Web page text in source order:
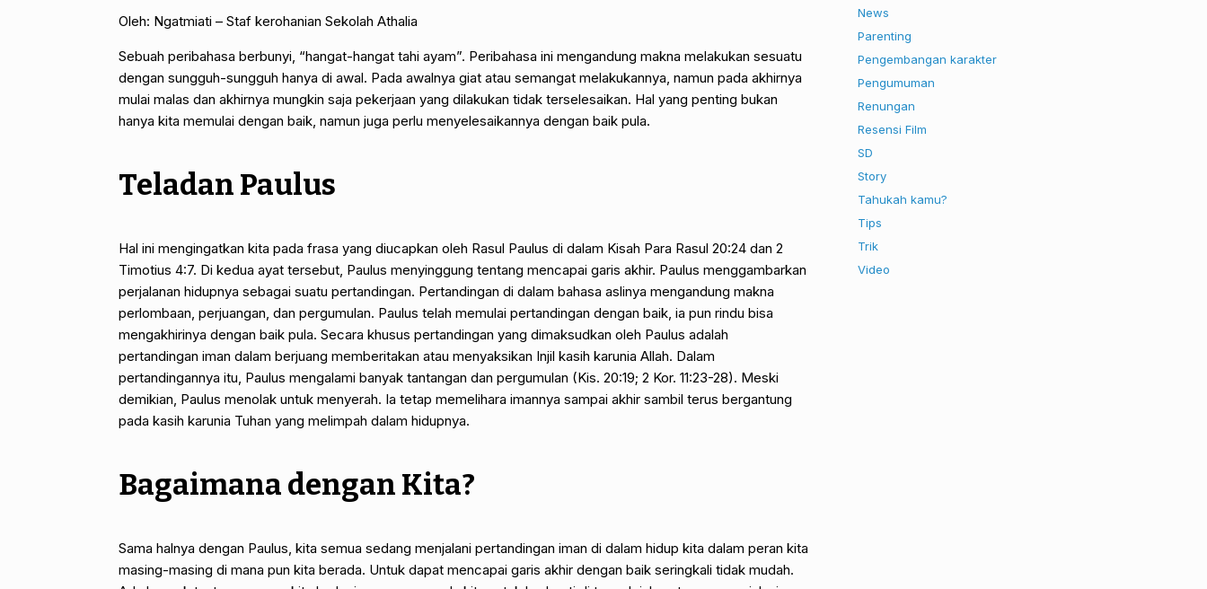
Oleh: Ngatmiati – Staf kerohanian Sekolah Athalia
Sebuah peribahasa berbunyi, “hangat-hangat tahi ayam”. Peribahasa ini mengandung makna melakukan sesuatu
dengan sungguh-sungguh hanya di awal. Pada awalnya giat atau semangat melakukannya, namun pada akhirnya
mulai malas dan akhirnya mungkin saja pekerjaan yang dilakukan tidak terselesaikan. Hal yang penting bukan
hanya kita memulai dengan baik, namun juga perlu menyelesaikannya dengan baik pula.
Teladan Paulus
Hal ini mengingatkan kita pada frasa yang diucapkan oleh Rasul Paulus di dalam Kisah Para Rasul 20:24 dan 2
Timotius 4:7. Di kedua ayat tersebut, Paulus menyinggung tentang mencapai garis akhir. Paulus menggambarkan
perjalanan hidupnya sebagai suatu pertandingan. Pertandingan di dalam bahasa aslinya mengandung makna
perlombaan, perjuangan, dan pergumulan. Paulus telah memulai pertandingan dengan baik, ia pun rindu bisa
mengakhirinya dengan baik pula. Secara khusus pertandingan yang dimaksudkan oleh Paulus adalah
pertandingan iman dalam berjuang memberitakan atau menyaksikan Injil kasih karunia Allah. Dalam
pertandingannya itu, Paulus mengalami banyak tantangan dan pergumulan (Kis. 20:19; 2 Kor. 11:23-28). Meski
demikian, Paulus menolak untuk menyerah. Ia tetap memelihara imannya sampai akhir sambil terus bergantung
pada kasih karunia Tuhan yang melimpah dalam hidupnya.
Bagaimana dengan Kita?
Sama halnya dengan Paulus, kita semua sedang menjalani pertandingan iman di dalam hidup kita dalam peran kita
masing-masing di mana pun kita berada. Untuk dapat mencapai garis akhir dengan baik seringkali tidak mudah.
News
Parenting
Pengembangan karakter
Pengumuman
Renungan
Resensi Film
SD
Story
Tahukah kamu?
Tips
Trik
Video